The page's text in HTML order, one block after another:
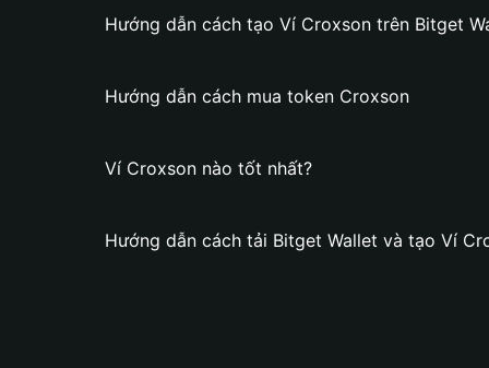
Hướng dẫn cách tạo Ví Croxson trên Bitget
Hướng dẫn cách mua token Croxson
Ví Croxson nào tốt nhất?
Hướng dẫn cách tải Bitget Wallet và tạo Ví